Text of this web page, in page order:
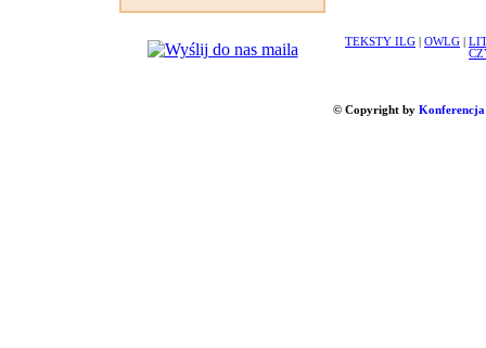
TEKSTY ILG OWLG
© Copyright by Konferencja